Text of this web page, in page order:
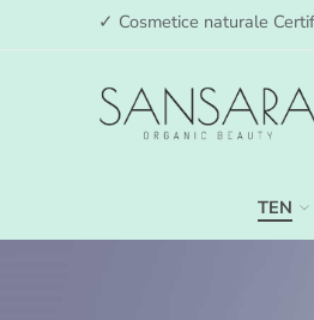
✓ Cosmetice naturale
TEN